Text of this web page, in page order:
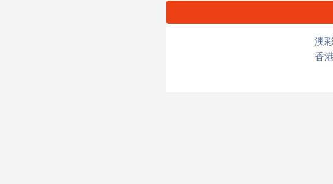
澳
香